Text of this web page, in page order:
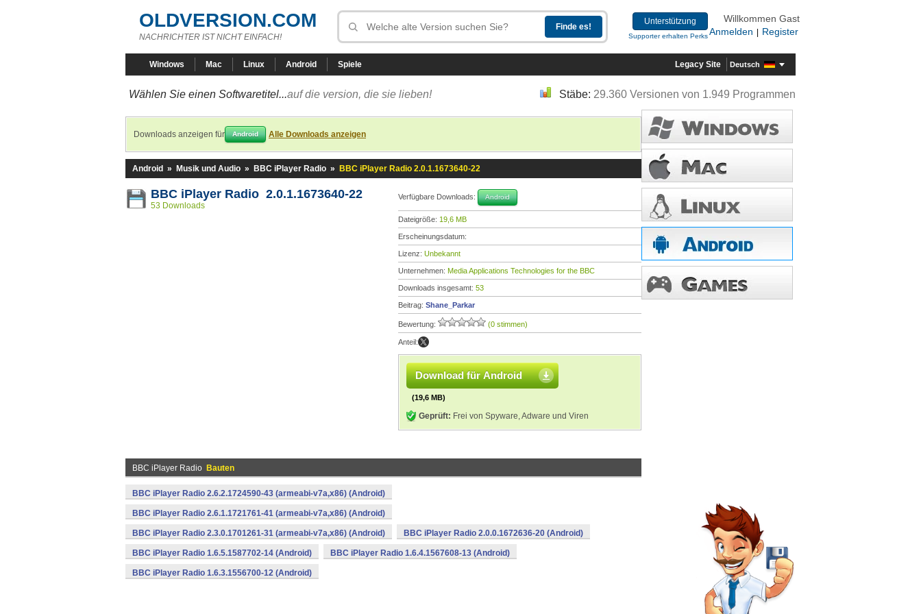
OLDVERSION.COM
NACHRICHTER IST NICHT EINFACH!
Unterstützung
Supporter erhalten Perks
Willkommen Gast
Anmelden
Register
Windows Mac Linux Android Spiele Legacy Site Deutsch
Wählen Sie einen Softwaretitel...auf die version, die sie lieben! Stäbe: 29.360 Versionen von 1.949 Programmen
Downloads anzeigen für Android Alle Downloads anzeigen
Android » Musik und Audio » BBC iPlayer Radio » BBC iPlayer Radio 2.0.1.1673640-22
BBC iPlayer Radio 2.0.1.1673640-22
53 Downloads
Verfügbare Downloads: Android
Dateigröße: 19,6 MB
Erscheinungsdatum:
Lizenz: Unbekannt
Unternehmen: Media Applications Technologies for the BBC
Downloads insgesamt: 53
Beitrag: Shane_Parkar
Bewertung: (0 stimmen)
Anteil:
Download für Android
(19,6 MB)
Geprüft: Frei von Spyware, Adware und Viren
BBC iPlayer Radio Bauten
BBC iPlayer Radio 2.6.2.1724590-43 (armeabi-v7a,x86) (Android)
BBC iPlayer Radio 2.6.1.1721761-41 (armeabi-v7a,x86) (Android)
BBC iPlayer Radio 2.3.0.1701261-31 (armeabi-v7a,x86) (Android) BBC iPlayer Radio 2.0.0.1672636-20 (Android)
BBC iPlayer Radio 1.6.5.1587702-14 (Android) BBC iPlayer Radio 1.6.4.1567608-13 (Android)
BBC iPlayer Radio 1.6.3.1556700-12 (Android)